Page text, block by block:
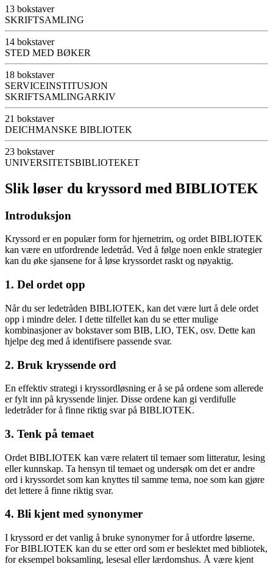
13 bokstaver
SKRIFTSAMLING
14 bokstaver
STED MED BØKER
18 bokstaver
SERVICEINSTITUSJON
SKRIFTSAMLINGARKIV
21 bokstaver
DEICHMANSKE BIBLIOTEK
23 bokstaver
UNIVERSITETSBIBLIOTEKET
Slik løser du kryssord med BIBLIOTEK
Introduksjon
Kryssord er en populær form for hjernetrim, og ordet BIBLIOTEK
kan være en utfordrende ledetråd. Ved å følge noen enkle strategier
kan du øke sjansene for å løse kryssordet raskt og nøyaktig.
1. Del ordet opp
Når du ser ledetråden BIBLIOTEK, kan det være lurt å dele ordet
opp i mindre deler. I dette tilfellet kan du se etter mulige
kombinasjoner av bokstaver som BIB, LIO, TEK, osv. Dette kan
hjelpe deg med å identifisere passende svar.
2. Bruk kryssende ord
En effektiv strategi i kryssordløsning er å se på ordene som allerede
er fylt inn på kryssende linjer. Disse ordene kan gi verdifulle
ledetråder for å finne riktig svar på BIBLIOTEK.
3. Tenk på temaet
Ordet BIBLIOTEK kan være relatert til temaer som litteratur, lesing
eller kunnskap. Ta hensyn til temaet og undersøk om det er andre
ord i kryssordet som kan knyttes til samme tema, noe som kan gjøre
det lettere å finne riktig svar.
4. Bli kjent med synonymer
I kryssord er det vanlig å bruke synonymer for å utfordre løserne.
For BIBLIOTEK kan du se etter ord som er beslektet med bibliotek,
for eksempel boksamling, lesesal eller lærdomshus. Å være kjent